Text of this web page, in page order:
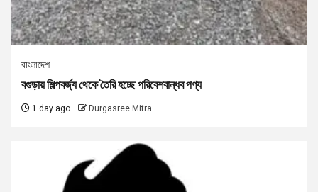
বাংলাদেশ
বগুড়ায় শিল্পবর্জ্য থেকে তৈরি হচ্ছে পরিবেশবান্ধব পণ্য
1 day ago Durgasree Mitra